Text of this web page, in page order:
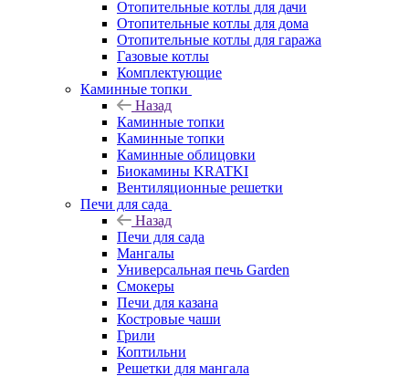
Отопительные котлы для дачи
Отопительные котлы для дома
Отопительные котлы для гаража
Газовые котлы
Комплектующие
Каминные топки
Назад
Каминные топки
Каминные топки
Каминные облицовки
Биокамины KRATKI
Вентиляционные решетки
Печи для сада
Назад
Печи для сада
Мангалы
Универсальная печь Garden
Смокеры
Печи для казана
Костровые чаши
Грили
Коптильни
Решетки для мангала